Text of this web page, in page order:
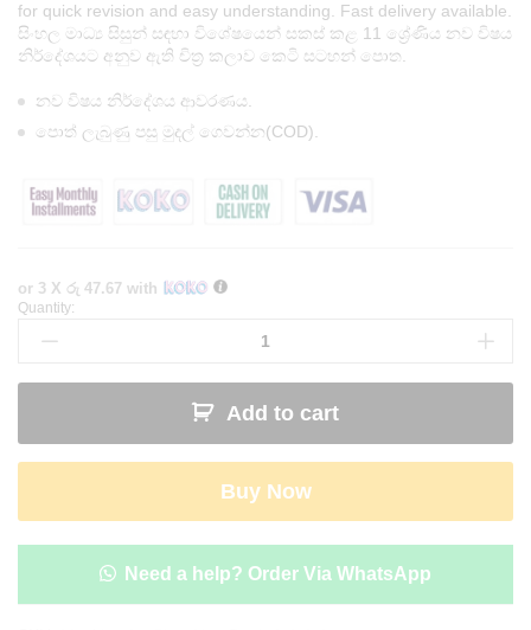
for quick revision and easy understanding. Fast delivery available.
සිංහල මාධ්‍ය සිසුන් සඳහා විශේෂයෙන් සකස් කළ 11 ශ්‍රේණිය නව විෂය
නිර්දේශයට අනුව ඇති චිත්‍ර කලාව කෙටි සටහන් පොත.
නව විෂය නිර්දේශය ආවරණය.
පොත් ලැබුණු පසු මුදල් ගෙවන්න(COD).
or 3 X රු 47.67 with
Grade
Short
Book
|
Publishers
quantity
Quantity:
Add to cart
Buy Now
Need a help? Order Via WhatsApp